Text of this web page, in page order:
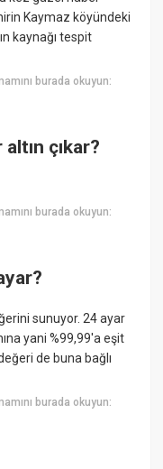
Kaymaz köyündeki
kaynağı tespit
burada okuyun:
çıkar?
burada okuyun:
sunuyor. 24 ayar
yani %99,99'a eşit
de buna bağlı
burada okuyun: